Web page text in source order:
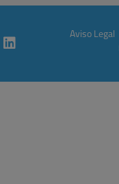
Aviso Legal